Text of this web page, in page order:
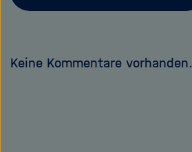
Keine Kommentare vorhanden.